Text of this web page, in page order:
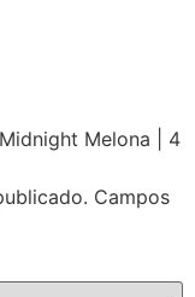
Melona | 4
Campos